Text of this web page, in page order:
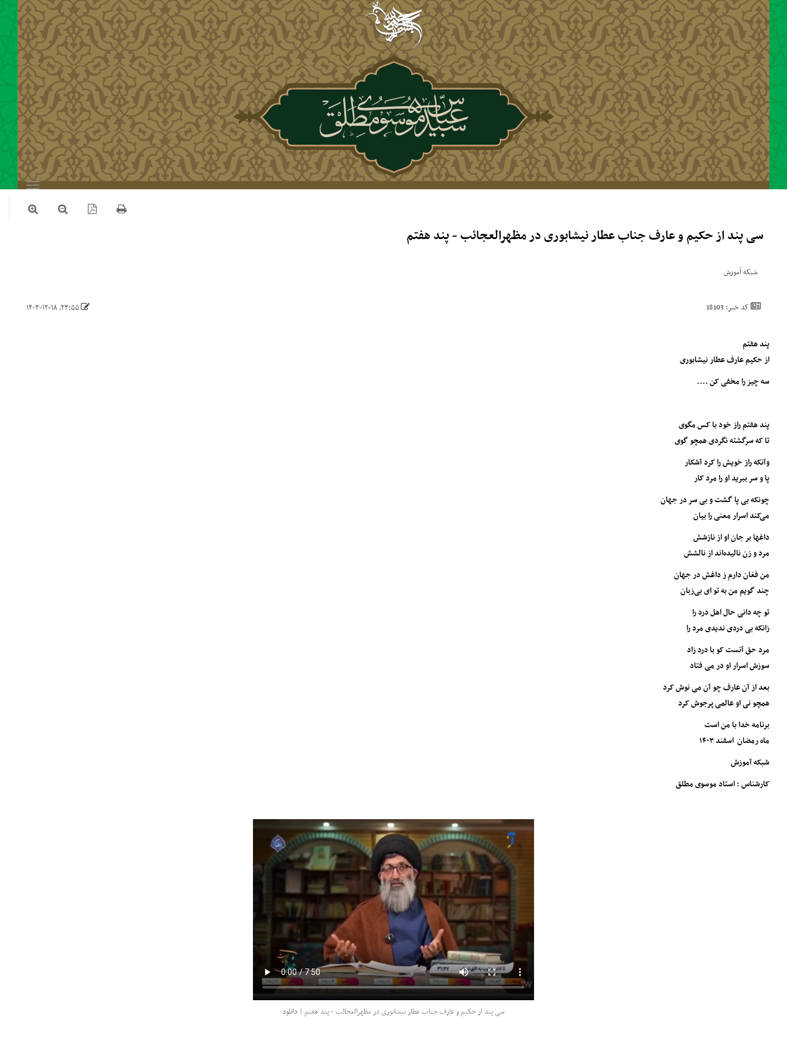
رفتن به محتوای اصلی
Toggle
navigation
سی پند از حکیم و عارف جناب عطار نیشابوری در مظهرالعجائب - پند هفتم
شبکه آموزش
کد خبر: 18103
پند هفتم
از حکیم عارف عطار نیشابوری
سه چیز را مخفی کن ….
پند هفتم راز خود با کس مگوی
تا که سرگشته نگردی همچو گوی
وآنکه راز خویش را کرد آشکار
پا و سر ببرید او را مرد کار
چونکه بی پا گشت و بی سر در جهان
می‌کند اسرار معنی را بیان
داغها بر جان او از نازشش
مرد و زن نالیده‌اند از نالشش
من فغان دارم ز داغش در جهان
چند گویم من به تو ای بی‌زبان
تو چه دانی حال اهل درد را
زانکه بی دردی ندیدی مرد را
مرد حق آنست کو با درد زاد
سوزش اسرار او در می‌ فتاد
بعد از آن عارف چو آن می نوش کرد
همچو نی او عالمی پرجوش کرد
برنامه خدا با من است
ماه رمضان اسفند ۱۴۰۳
شبکه آموزش
کارشناس : استاد موسوی مطلق
سی پند از حکیم و عارف جناب عطار نیشابوری در مظهرالعجائب - پند هفتم | دانلود